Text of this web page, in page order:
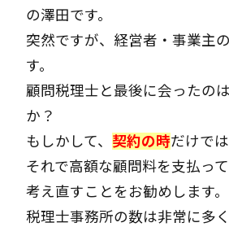
の澤田です。
突然ですが、経営者・事業主
す。
顧問税理士と最後に会ったの
か？
もしかして、 契約の時だけで
それで高額な顧問料を支払っ
考え直すことをお勧めします。
税理士事務所の数は非常に多